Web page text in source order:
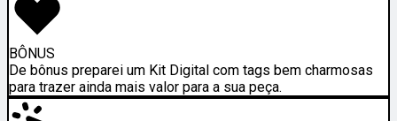
BÔNUS
De bônus preparei um Kit Digital com tags bem charmosas
para trazer ainda mais valor para a sua peça.